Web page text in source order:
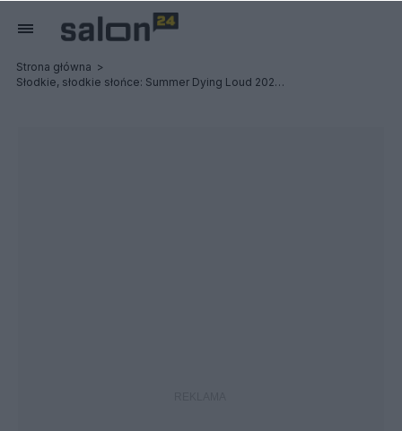
Strona główna
Słodkie, słodkie słońce: Summer Dying Loud 2023 - Relacja